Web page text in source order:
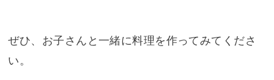
ぜひ、お子さんと一緒に料理を作ってみてくださ
い。